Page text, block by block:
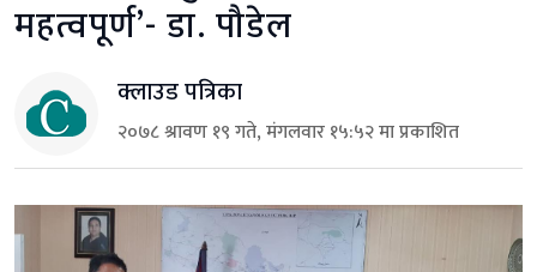
महत्वपूर्ण’- डा. पौडेल
क्लाउड पत्रिका
२०७८ श्रावण १९ गते, मंगलवार १५:५२ मा प्रकाशित